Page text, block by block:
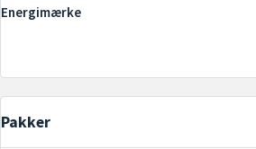
Energimærke
Pakker